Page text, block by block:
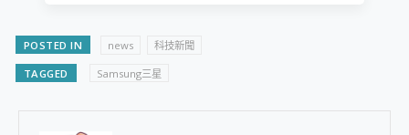
POSTED IN news 科技新聞
TAGGED Samsung三星